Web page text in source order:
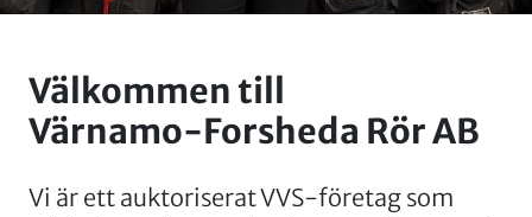
Välkommen till
Värnamo-Forsheda Rör AB
Vi är ett auktoriserat VVS-företag som